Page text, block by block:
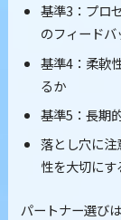
基準3：プロ
のフィード
基準4：柔軟
るか
基準5：長期
落とし穴に
性を大切にす
パートナー選び